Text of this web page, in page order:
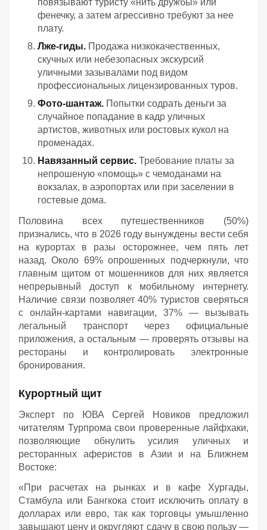
повязывают туристу «нить дружбы» или
фенечку, а затем агрессивно требуют за нее
плату.
Лже-гиды. Продажа низкокачественных,
скучных или небезопасных экскурсий
уличными зазывалами под видом
профессиональных лицензированных туров.
Фото-шантаж. Попытки содрать деньги за
случайное попадание в кадр уличных
артистов, животных или ростовых кукол на
променадах.
Навязанный сервис. Требование платы за
непрошеную «помощь» с чемоданами на
вокзалах, в аэропортах или при заселении в
гостевые дома.
Половина всех путешественников (50%)
признались, что в 2026 году вынуждены вести себя
на курортах в разы осторожнее, чем пять лет
назад. Около 69% опрошенных подчеркнули, что
главным щитом от мошенников для них является
непрерывный доступ к мобильному интернету.
Наличие связи позволяет 40% туристов сверяться
с онлайн-картами навигации, 37% — вызывать
легальный транспорт через официальные
приложения, а остальным — проверять отзывы на
рестораны и контролировать электронные
бронирования.
Курортный щит
Эксперт по ЮВА Сергей Новиков предложил
читателям Турпрома свои проверенные лайфхаки,
позволяющие обнулить усилия уличных и
ресторанных аферистов в Азии и на Ближнем
Востоке:
«При расчетах на рынках и в кафе Хургады,
Стамбула или Бангкока стоит исключить оплату в
долларах или евро, так как торговцы умышленно
завышают цену и округляют сдачу в свою пользу —